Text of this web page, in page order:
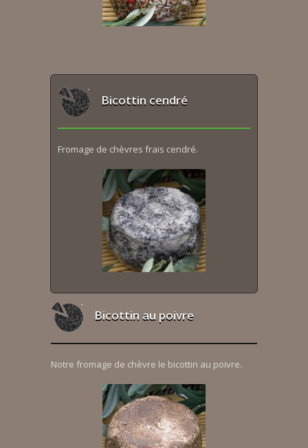
Bicottin cendré
Fromage de chèvres frais cendré.
Bicottin au poivre
Notre fromage de chèvre le bicottin au poivre.